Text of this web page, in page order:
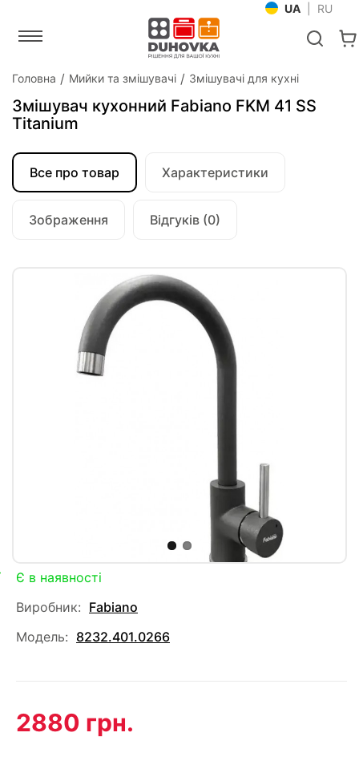
UA RU
Головна Мийки та змішувачі Змішувачі для кухні
Змішувач кухонний Fabiano FKM 41 SS
Titanium
Все про товар Характеристики
Зображення Відгуків (0)
Є в наявності
Виробник: Fabiano
Модель: 8232.401.0266
2880 грн.